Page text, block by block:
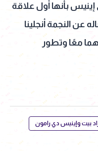
بأنها أول علاقة
عن النجمة أنجلينا
معًا وتطور
بيت وإينيس دي رامون